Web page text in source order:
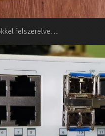
felszerelve…